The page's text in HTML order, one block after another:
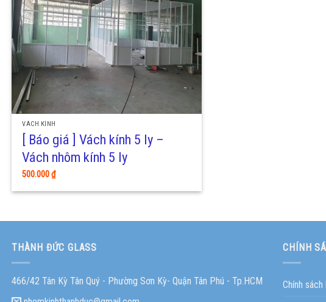
VÁCH KÍNH
[ Báo giá ] Vách kính 5 ly –
Vách nhôm kính 5 ly
500.000₫
THÀNH ĐỨC GLASS
466/42 Tân Kỳ Tân Quý - Phường Sơn Kỳ- Quận Tân Phú - Tp.HCM
CHÍNH
Chính